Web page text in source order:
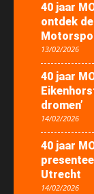
40 jaar
ontdek
13/02/2026
40 jaar
dromen’
14/02/2026
40 jaar
Utrecht
14/02/2026